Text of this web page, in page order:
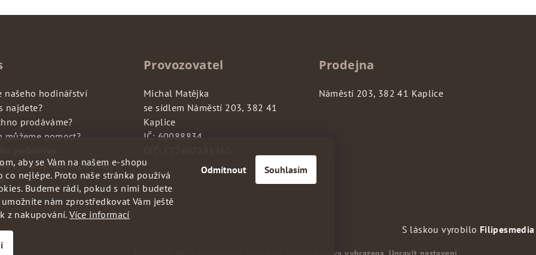
aby se Vám na našem e-shopu
co nejlépe. Proto naše stránka používá
Budeme rádi, pokud s nimi budete
nám zprostředkovat Vám ještě
z nakupování. Více informací
Odmítnout Souhlasím
našeho hodinářství
najdete?
prodáváme?
můžeme pomoct?
ochrany osobních údajů
Provozovatel
Michal Matějka
se sídlem Náměstí 203, 382 41
Kaplice
IČ: 60088834
Prodejna
Náměstí 203, 382 41 Kaplice
S láskou vyrobilo